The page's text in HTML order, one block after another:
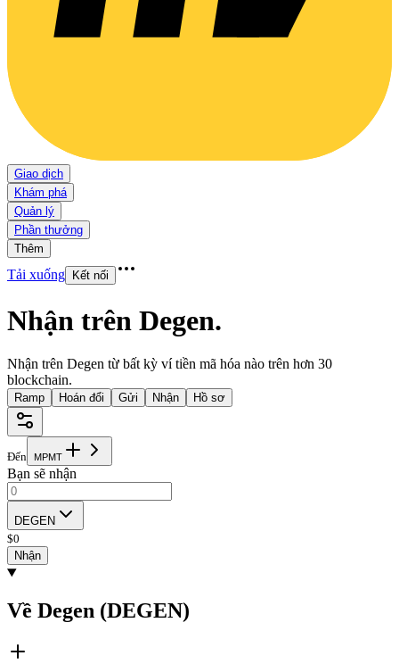
Giao dịch
Khám phá
Quản lý
Phần thưởng
Thêm
Tải xuống Kết nối
Nhận trên Degen.
Nhận trên Degen từ bất kỳ ví tiền mã hóa nào trên hơn 30
blockchain.
Ramp Hoán đổi Gửi Nhận Hồ sơ
Đến MPMT
Bạn sẽ nhận
DEGEN
$0
Nhận
Về Degen (DEGEN)